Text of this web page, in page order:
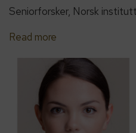
Seniorforsker, Norsk
Read more